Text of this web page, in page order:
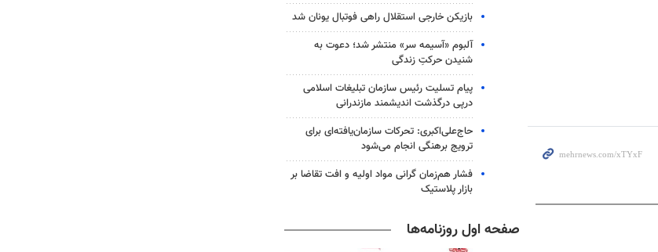
بازیکن خارجی استقلال راهی فوتبال یونان شد
آلبوم «آسیمه سر» منتشر شد؛ دعوت به
شنیدن حرکتِ زندگی
پیام تسلیت رئیس سازمان تبلیغات اسلامی
درپی درگذشت اندیشمند مازندرانی
حاج‌علی‌اکبری: تحرکات سازمان‌یافته‌ای برای
ترویج برهنگی انجام می‌شود
فشار هم‌زمان گرانی مواد اولیه و افت تقاضا بر
بازار پلاستیک
صفحه اول روزنامه‌ها